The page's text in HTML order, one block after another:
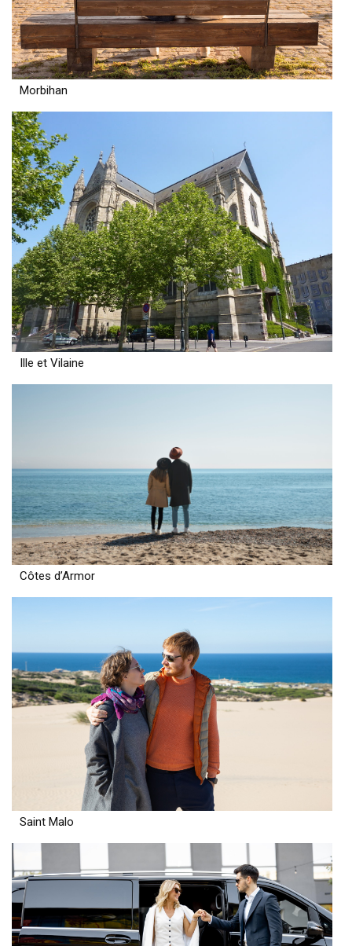
Morbihan
Ille et Vilaine
Côtes d’Armor
Saint Malo